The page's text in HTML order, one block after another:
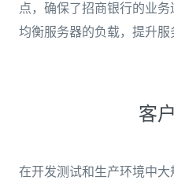
点，确保了招商银行的业
均衡服务器的负载，提升服
客
在开发测试和生产环境中